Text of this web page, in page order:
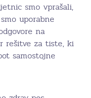
smo vprašali,
uporabne
na
rešitve za tiste, ki
samostojne